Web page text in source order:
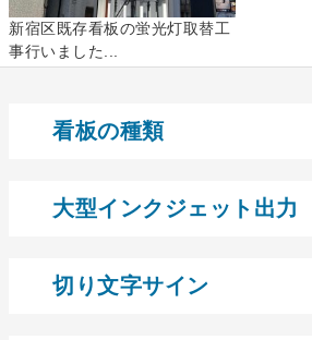
新宿区既存看板の蛍光灯取替工
事行いました...
看板の種類
大型インクジェット出力
切り文字サイン